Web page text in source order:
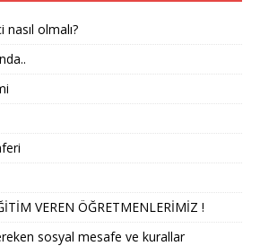
olmalı?
VEREN ÖĞRETMENLERİMİZ !
sosyal mesafe ve kurallar